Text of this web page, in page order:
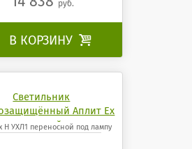
руб.
В КОРЗИНУ 
Светильник
Аплит Ех
под лампу
Н УХЛ1 переносной под лампу